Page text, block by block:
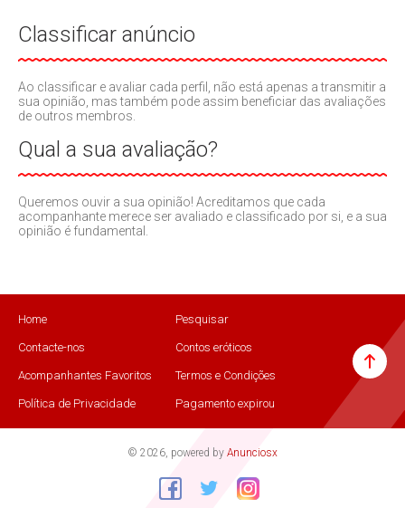
Classificar anúncio
Ao classificar e avaliar cada perfil, não está apenas a transmitir a
sua opinião, mas também pode assim beneficiar das avaliações
de outros membros.
Qual a sua avaliação?
Queremos ouvir a sua opinião! Acreditamos que cada
acompanhante merece ser avaliado e classificado por si, e a sua
opinião é fundamental.
Home Pesquisar
Contacte-nos Contos eróticos
Acompanhantes Favoritos Termos e Condições
Política de Privacidade Pagamento expirou
© 2026, powered by Anunciosx